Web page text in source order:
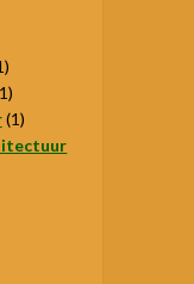
1
product
11
product
11
product